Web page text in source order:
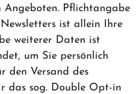
Angeboten. Pflichtangabe
ist allein Ihre
weiterer Daten ist
um Sie persönlich
den Versand des
das sog. Double Opt-in